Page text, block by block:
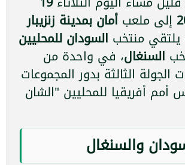
إلى ملعب أمان بمدينة زنزيبار
منتخب السودان للمحليين
السنغال، في واحدة من
الثالثة بدور المجموعات
أفريقيا للمحليين "الشان
والسنغال